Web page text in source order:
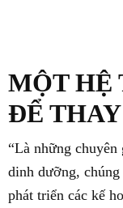
MỘT HỆ
ĐỂ
“Là những
dinh dưỡng,
phát triển các kế